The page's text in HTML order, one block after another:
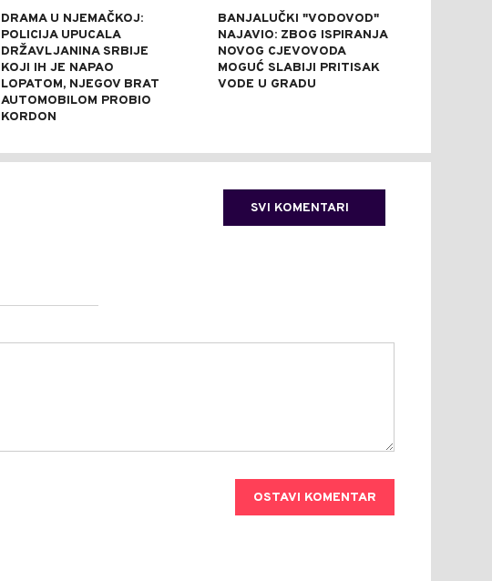
DRAMA U NJEMAČKOJ:
POLICIJA UPUCALA
DRŽAVLJANINA SRBIJE
KOJI IH JE NAPAO
LOPATOM, NJEGOV BRAT
AUTOMOBILOM PROBIO
KORDON
BANJALUČKI "VODOVOD"
NAJAVIO: ZBOG ISPIRANJA
NOVOG CJEVOVODA
MOGUĆ SLABIJI PRITISAK
VODE U GRADU
SVI KOMENTARI
OSTAVI KOMENTAR